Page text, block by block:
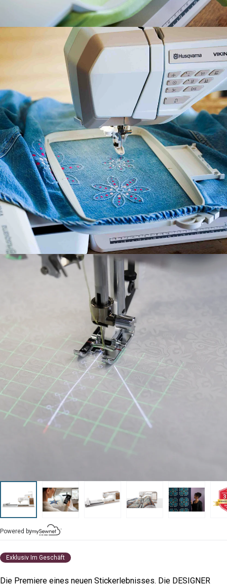
Powered by
Exklusiv Im Geschäft
Die Premiere eines neuen Stickerlebnisses. Die DESIGNER